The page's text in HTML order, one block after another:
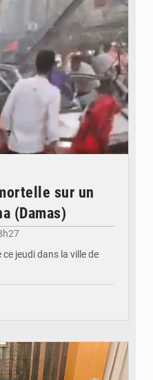
sur un
(Damas)
jeudi dans la ville de